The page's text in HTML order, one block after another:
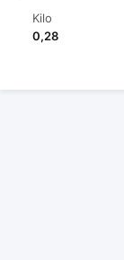
Kilo
0,28